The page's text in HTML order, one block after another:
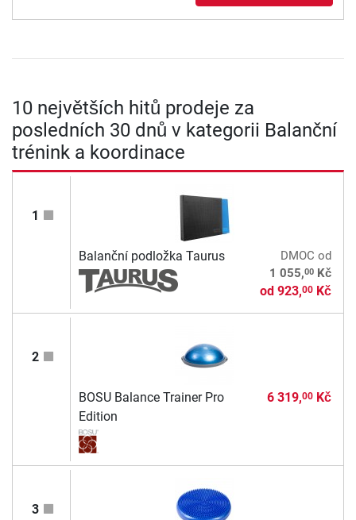
10 největších hitů prodeje za
posledních 30 dnů v kategorii Balanční
trénink a koordinace
1
Balanční podložka Taurus DMOC od
1 055,00Kč
od 923,00Kč
2
BOSU Balance Trainer Pro
Edition
6 319,00Kč
3